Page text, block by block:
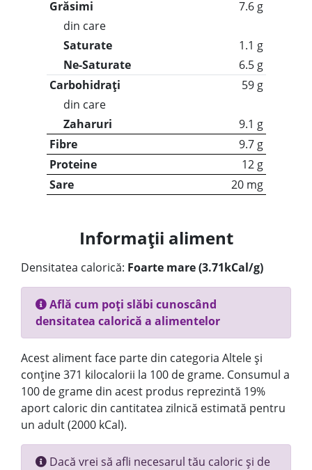
Grăsimi
7.6 g
din care
Saturate
1.1 g
Ne-Saturate
6.5 g
Carbohidrați
59 g
din care
Zaharuri
9.1 g
Fibre
9.7 g
Proteine
12 g
Sare
20 mg
Informații aliment
Densitatea calorică: Foarte mare (3.71kCal/g)
Află cum poți slăbi cunoscând
densitatea calorică a alimentelor
Acest aliment face parte din categoria Altele și
conține 371 kilocalorii la 100 de grame. Consumul a
100 de grame din acest produs reprezintă 19%
aport caloric din cantitatea zilnică estimată pentru
un adult (2000 kCal).
Dacă vrei să afli necesarul tău caloric și de